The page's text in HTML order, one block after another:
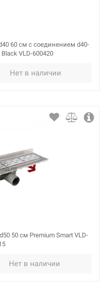
60 см с соединением d40-
VLD-600420
Нет в наличии
50 см Premium Smart VLD-
Нет в наличии